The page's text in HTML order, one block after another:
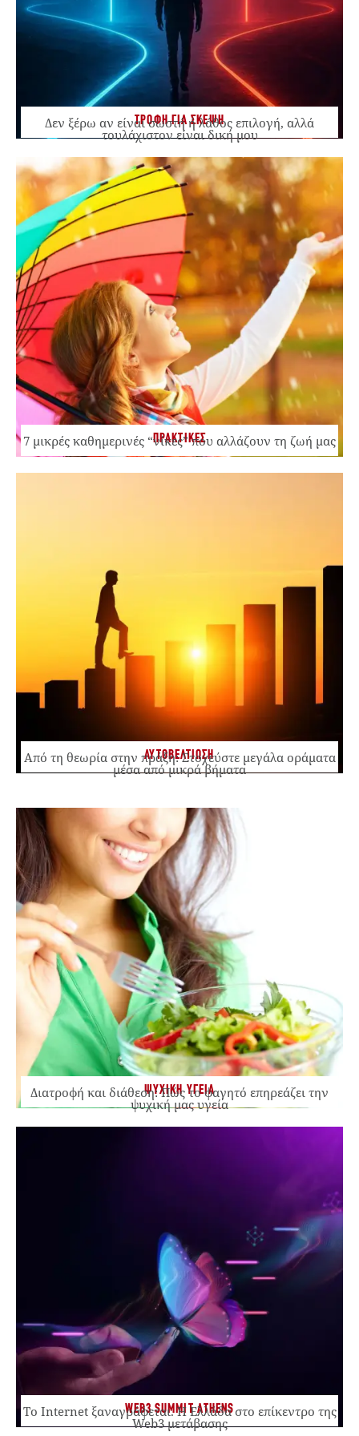
ΤΡΟΦΗ ΓΙΑ ΣΚΕΨΗ
Δεν ξέρω αν είναι σωστή ή λάθος επιλογή, αλλά
τουλάχιστον είναι δική μου
ΠΡΑΚΤΙΚΕΣ
7 μικρές καθημερινές “νίκες” που αλλάζουν τη ζωή μας
ΑΥΤΟΒΕΛΤΙΩΣΗ
Από τη θεωρία στην πράξη: Στοχεύστε μεγάλα οράματα
μέσα από μικρά βήματα
ΨΥΧΙΚΗ ΥΓΕΙΑ
Διατροφή και διάθεση: Πώς το φαγητό επηρεάζει την
ψυχική μας υγεία
WEB3 SUMMIT ATHENS
Το Internet ξαναγράφεται. Η Ελλάδα στο επίκεντρο της
Web3 μετάβασης